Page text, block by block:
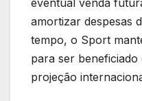
amortizar despesas
tempo, o Sport
para ser
projeção